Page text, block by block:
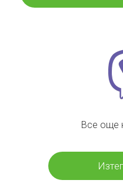
Все още